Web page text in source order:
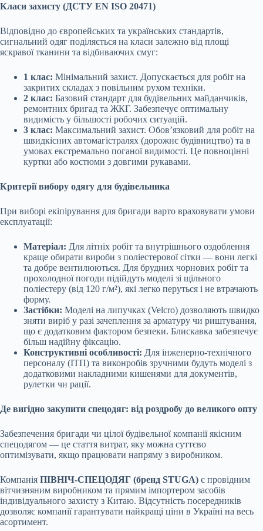
Класи захисту (ДСТУ EN ISO 20471)
Відповідно до європейських та українських стандартів,
сигнальний одяг поділяється на класи залежно від площі
яскравої тканини та відбиваючих смуг:
1 клас: Мінімальний захист. Допускається для робіт на
закритих складах з повільним рухом техніки.
2 клас: Базовий стандарт для будівельних майданчиків,
ремонтних бригад та ЖКГ. Забезпечує оптимальну
видимість у більшості робочих ситуацій.
3 клас: Максимальний захист. Обов’язковий для робіт на
швидкісних автомагістралях (дорожнє будівництво) та в
умовах екстремально поганої видимості. Це повноцінні
куртки або костюми з довгими рукавами.
Критерії вибору одягу для будівельника
При виборі екіпірування для бригади варто враховувати умови
експлуатації:
Матеріал: Для літніх робіт та внутрішнього оздоблення
краще обирати вироби з поліестерової сітки — вони легкі
та добре вентилюються. Для брудних чорнових робіт та
прохолодної погоди підійдуть моделі зі щільного
поліестеру (від 120 г/м²), які легко перуться і не втрачають
форму.
Застібки: Моделі на липучках (Velcro) дозволяють швидко
зняти виріб у разі зачеплення за арматуру чи риштування,
що є додатковим фактором безпеки. Блискавка забезпечує
більш надійну фіксацію.
Конструктивні особливості: Для інженерно-технічного
персоналу (ІТП) та виконробів зручними будуть моделі з
додатковими накладними кишенями для документів,
рулетки чи рації.
Де вигідно закупити спецодяг: від роздробу до великого опту
Забезпечення бригади чи цілої будівельної компанії якісним
спецодягом — це стаття витрат, яку можна суттєво
оптимізувати, якщо працювати напряму з виробником.
Компанія ПІВНІЧ-СПЕЦОДЯГ (бренд STUGA) є провідним
вітчизняним виробником та прямим імпортером засобів
індивідуального захисту з Китаю. Відсутність посередників
дозволяє компанії гарантувати найкращі ціни в Україні на весь
асортимент.